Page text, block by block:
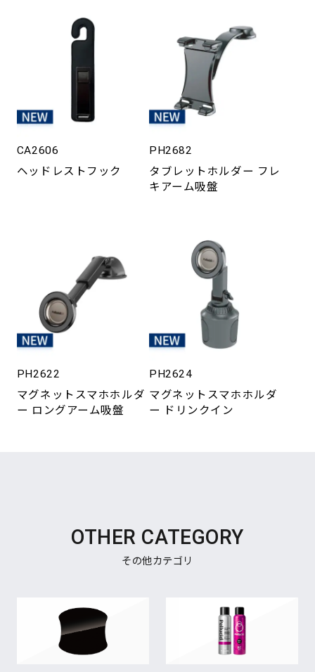
CA2606
ヘッドレストフック
PH2682
タブレットホルダー フレ
キアーム吸盤
PH2622
マグネットスマホホルダ
ー ロングアーム吸盤
PH2624
マグネットスマホホルダ
ー ドリンクイン
OTHER CATEGORY
その他カテゴリ